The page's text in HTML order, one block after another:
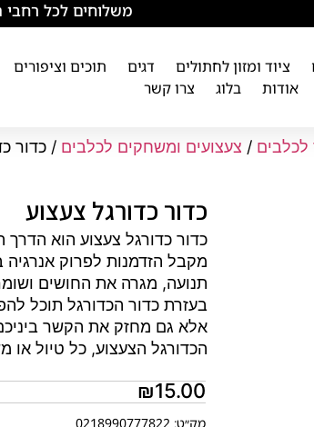
משלוחים לכל רחבי
ציוד ומזון לחתולים דגים
תוכים וציפורים
אודות בלוג צרו קשר
לכלבים / צעצועים ומשחקים לכלבים / כדור
כדור כדורגל צעצוע
כדור כדורגל צעצוע הוא
מקבל הזדמנות לפרוק
תנועה, מגרה את החושים
בעזרת כדור הכדורגל תוכל
אלא גם מחזק את הקשר
הכדורגל הצעצוע, כל טיול
₪15.00
מק״ט: 0218990777822